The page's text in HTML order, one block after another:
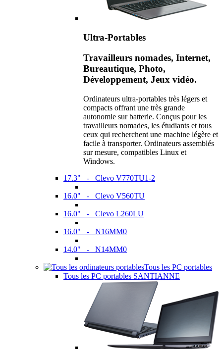
Ultra-Portables
Travailleurs nomades, Internet,
Bureautique, Photo,
Développement, Jeux vidéo.
Ordinateurs ultra-portables très légers et
compacts offrant une très grande
autonomie sur batterie. Conçus pour les
travailleurs nomades, les étudiants et tous
ceux qui recherchent une machine légère et
facile à transporter. Ordinateurs assemblés
sur mesure, compatibles Linux et
Windows.
17.3" - Clevo V770TU1-2
16.0" - Clevo V560TU
16.0" - Clevo L260LU
16.0" - N16MM0
14.0" - N14MM0
Tous les PC portables
Tous les PC portables SANTIANNE